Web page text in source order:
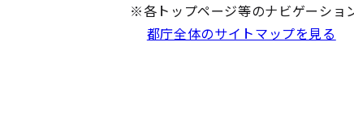
※各トップページ等のナビゲーショ
都庁全体のサイトマップを見る